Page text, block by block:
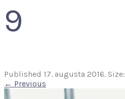
9
Published 17. augusta 2016. Size:
← Previous